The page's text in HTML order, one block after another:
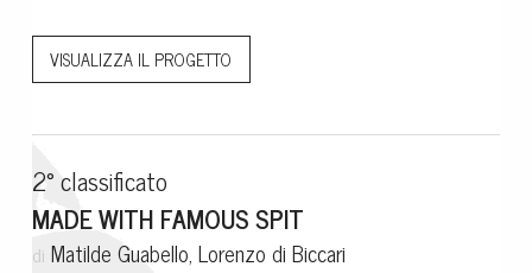
VISUALIZZA IL PROGETTO
2° classificato
MADE WITH FAMOUS SPIT
di Matilde Guabello, Lorenzo di Biccari